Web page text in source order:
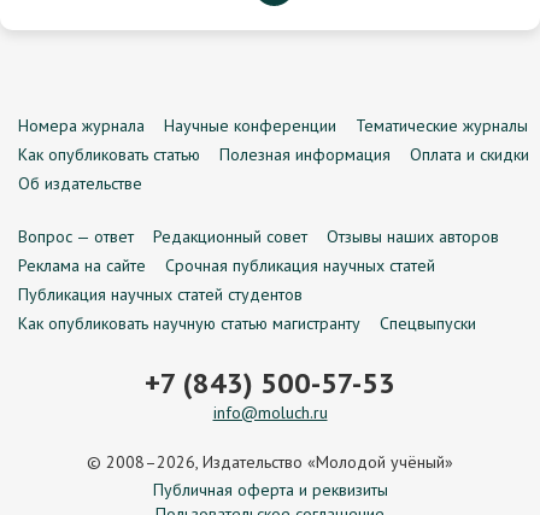
Номера журнала Научные конференции
Тематические журналы
Как опубликовать статью
Полезная информация
Оплата и скидки
Об издательстве
Вопрос — ответ Редакционный совет
Отзывы наших авторов
Реклама на сайте
Срочная публикация научных статей
Публикация научных статей студентов
Как опубликовать научную статью магистранту
Спецвыпуски
+7 (843) 500-57-53
info@moluch.ru
© 2008–2026, Издательство «Молодой учёный»
Публичная оферта и реквизиты